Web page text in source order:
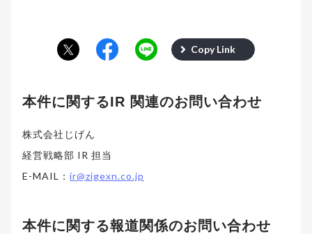
Copy Link
本件に関するIR 関連のお問い合わせ
株式会社じげん
経営戦略部 IR 担当
E-MAIL： ir@zigexn.co.jp
本件に関する報道関係のお問い合わせ